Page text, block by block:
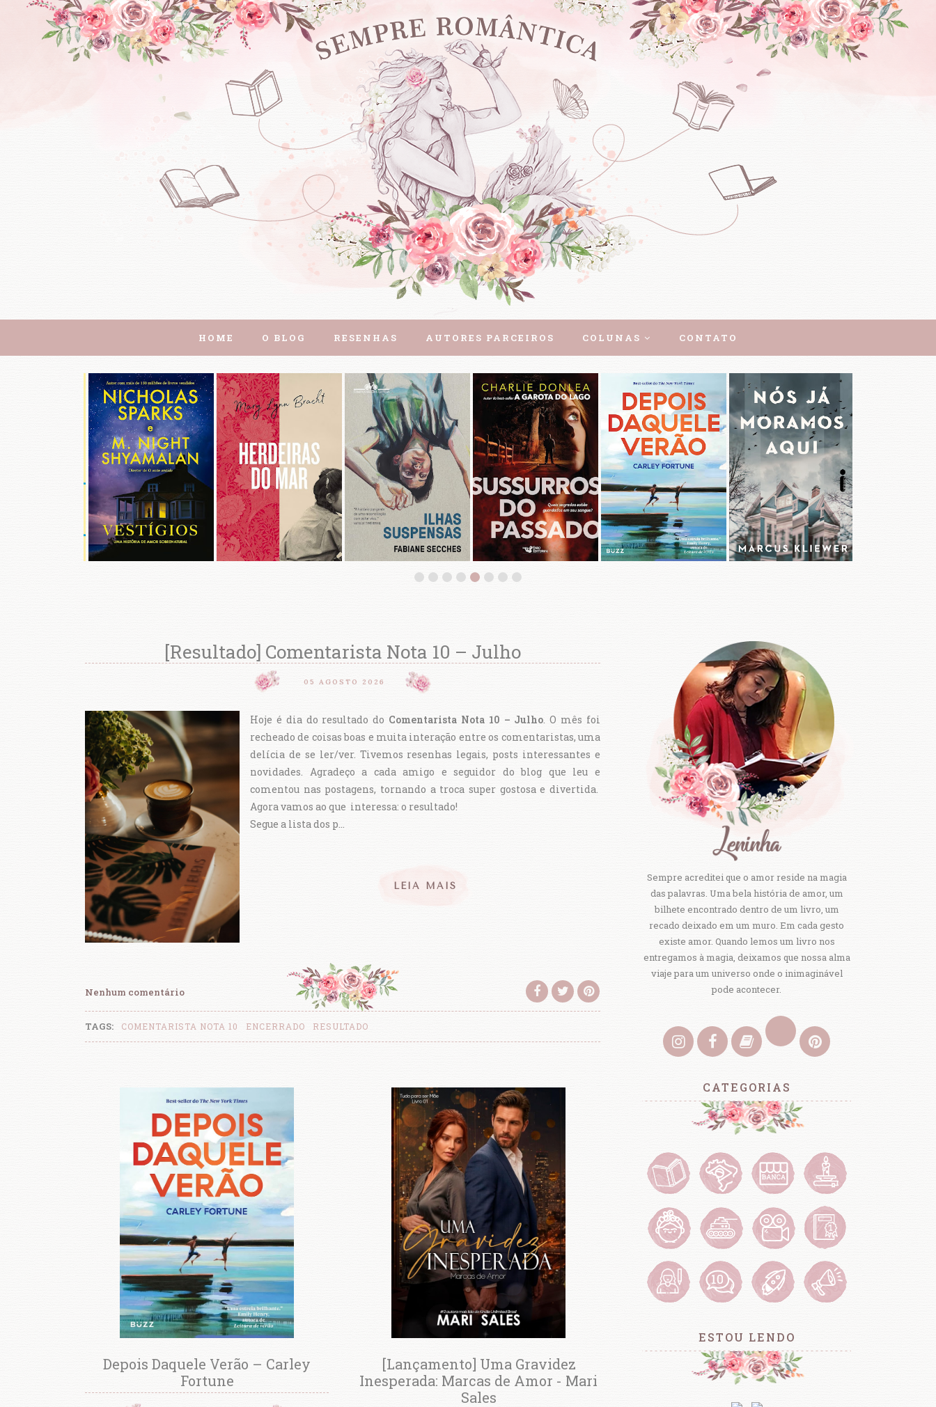
HOME O BLOG RESENHAS AUTORES PARCEIROS COLUNAS CONTATO
[Resultado] Comentarista Nota 10 – Julho
05 AGOSTO 2026
Hoje é dia do resultado do Comentarista Nota 10 – Julho. O mês foi
recheado de coisas boas e muita interação entre os comentaristas, uma
delícia de se ler/ver. Tivemos resenhas legais, posts interessantes e
novidades. Agradeço a cada amigo e seguidor do blog que leu e
comentou nas postagens, tornando a troca super gostosa e divertida.
Agora vamos ao que interessa: o resultado!
Segue a lista dos p…
LEIA MAIS
Nenhum comentário
TAGS: COMENTARISTA NOTA 10 ENCERRADO RESULTADO
Depois Daquele Verão – Carley
Fortune
[Lançamento] Uma Gravidez
Inesperada: Marcas de Amor - Mari
Sales
Sempre acreditei que o amor reside na magia
das palavras. Uma bela história de amor, um
bilhete encontrado dentro de um livro, um
recado deixado em um muro. Em cada gesto
existe amor. Quando lemos um livro nos
entregamos à magia, deixamos que nossa alma
viaje para um universo onde o inimaginável
pode acontecer.
CATEGORIAS
ESTOU LENDO